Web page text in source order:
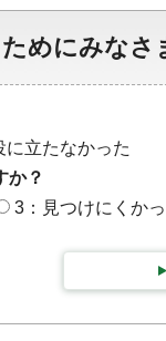
めにみな
に立たなかった
か？
3：見つけにくか